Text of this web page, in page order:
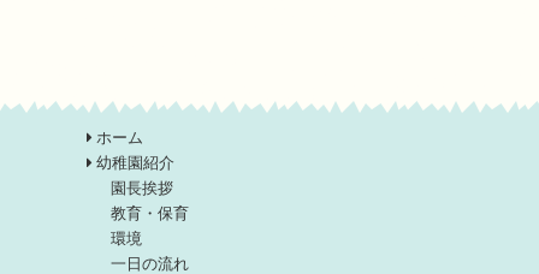
ホーム
幼稚園紹介
園長挨拶
教育・保育
環境
一日の流れ